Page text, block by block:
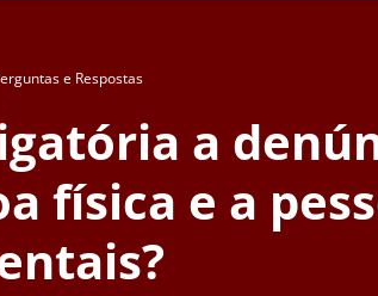
e Respostas
a
física e a